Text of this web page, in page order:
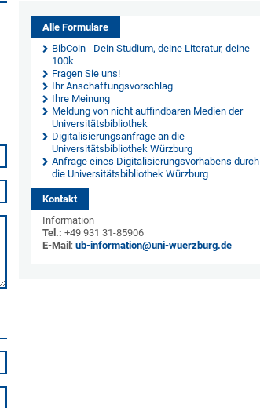
Alle Formulare
BibCoin - Dein Studium, deine Literatur, deine
100k
Fragen Sie uns!
Ihr Anschaffungsvorschlag
Ihre Meinung
Meldung von nicht auffindbaren Medien der
Universitätsbibliothek
Digitalisierungsanfrage an die
Universitätsbibliothek Würzburg
Anfrage eines Digitalisierungsvorhabens durch
die Universitätsbibliothek Würzburg
Kontakt
Information
Tel.: +49 931 31-85906
E-Mail : ub-information@uni-wuerzburg.de